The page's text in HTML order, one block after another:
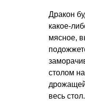
Дракон
какое-
мясное,
столом
дрожащей
весь